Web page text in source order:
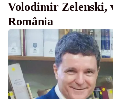
Volodimir Zelenski,
România